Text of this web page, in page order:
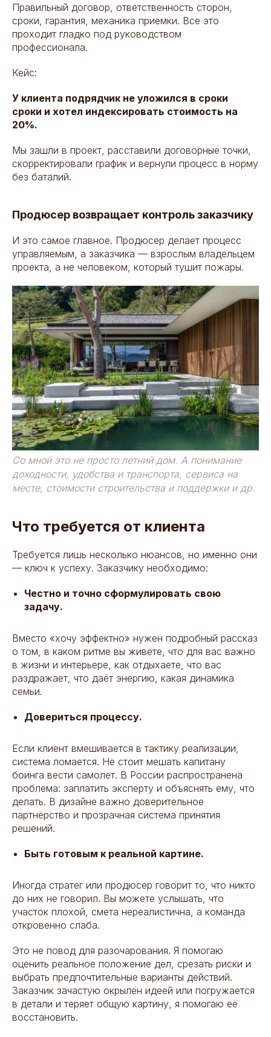
Правильный договор, ответственность сторон,
сроки, гарантия, механика приемки. Все это
проходит гладко под руководством
профессионала.
Кейс:
У клиента подрядчик не уложился в сроки
сроки и хотел индексировать стоимость на
20%.
Мы зашли в проект, расставили договорные точки,
скорректировали график и вернули процесс в норму
без баталий.
Продюсер возвращает контроль заказчику
И это самое главное. Продюсер делает процесс
управляемым, а заказчика — взрослым владельцем
проекта, а не человеком, который тушит пожары.
Со мной это не просто летний дом. А понимание
доходности, удобства и транспорта, сервиса на
месте, стоимости строительства и поддержки и др.
Что требуется от клиента
Требуется лишь несколько нюансов, но именно они
— ключ к успеху. Заказчику необходимо:
Честно и точно сформулировать свою
задачу.
Вместо «хочу эффектно‎» нужен подробный рассказ
о том, в каком ритме вы живёте, что для вас важно
в жизни и интерьере, как отдыхаете, что вас
раздражает, что даёт энергию, какая динамика
семьи.
Довериться процессу.
Если клиент вмешивается в тактику реализации,
система ломается. Не стоит мешать капитану
боинга вести самолет. В России распространена
проблема: заплатить эксперту и объяснять ему, что
делать. В дизайне важно доверительное
партнёрство и прозрачная система принятия
решений.
Быть готовым к реальной картине.
Иногда стратег или продюсер говорит то, что никто
до них не говорил. Вы можете услышать, что
участок плохой, смета нереалистична, а команда
откровенно слаба.
Это не повод для разочарования. Я помогаю
оценить реальное положение дел, срезать риски и
выбрать предпочтительные варианты действий.
Заказчик зачастую окрылён идеей или погружается
в детали и теряет общую картину, я помогаю её
восстановить.